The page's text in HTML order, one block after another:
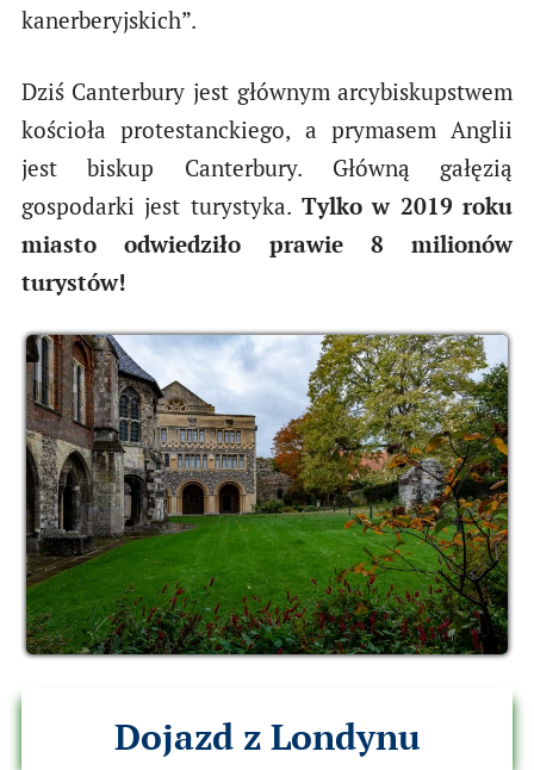
kanerberyjskich”.
Dziś Canterbury jest głównym arcybiskupstwem
kościoła protestanckiego, a prymasem Anglii
jest biskup Canterbury. Główną gałęzią
gospodarki jest turystyka. Tylko w 2019 roku
miasto odwiedziło prawie 8 milionów
turystów!
Dojazd z Londynu